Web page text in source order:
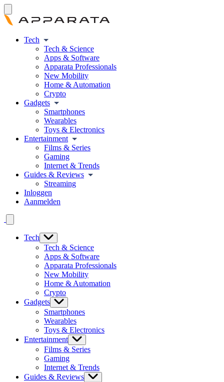
Tech
Tech & Science
Apps & Software
Apparata Professionals
New Mobility
Home & Automation
Crypto
Gadgets
Smartphones
Wearables
Toys & Electronics
Entertainment
Films & Series
Gaming
Internet & Trends
Guides & Reviews
Streaming
Inloggen
Aanmelden
Tech
Tech & Science
Apps & Software
Apparata Professionals
New Mobility
Home & Automation
Crypto
Gadgets
Smartphones
Wearables
Toys & Electronics
Entertainment
Films & Series
Gaming
Internet & Trends
Guides & Reviews